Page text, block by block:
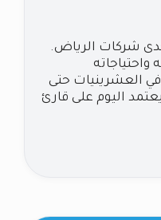
إحدى شركات الرياض.
واحتياجاته
العشرينيات حتى
اليوم على قارئ